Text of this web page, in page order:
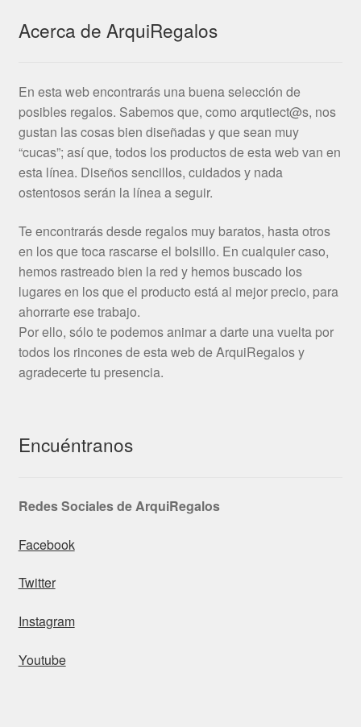
Acerca de ArquiRegalos
En esta web encontrarás una buena selección de
posibles regalos. Sabemos que, como arqutiect@s, nos
gustan las cosas bien diseñadas y que sean muy
“cucas”; así que, todos los productos de esta web van en
esta línea. Diseños sencillos, cuidados y nada
ostentosos serán la línea a seguir.
Te encontrarás desde regalos muy baratos, hasta otros
en los que toca rascarse el bolsillo. En cualquier caso,
hemos rastreado bien la red y hemos buscado los
lugares en los que el producto está al mejor precio, para
ahorrarte ese trabajo.
Por ello, sólo te podemos animar a darte una vuelta por
todos los rincones de esta web de ArquiRegalos y
agradecerte tu presencia.
Encuéntranos
Redes Sociales de ArquiRegalos
Facebook
Twitter
Instagram
Youtube